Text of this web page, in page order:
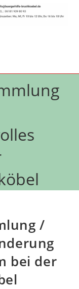
/
bei der